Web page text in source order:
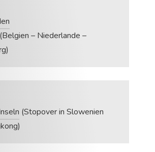
(Belgien – Niederlande –
(Stopover in Slowenien